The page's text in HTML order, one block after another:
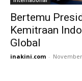
Bertemu
Kemitraan
Global
inakini.com -